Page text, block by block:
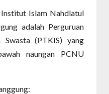
Islam Nahdlatul
adalah Perguruan
Swasta (PTKIS) yang
naungan PCNU